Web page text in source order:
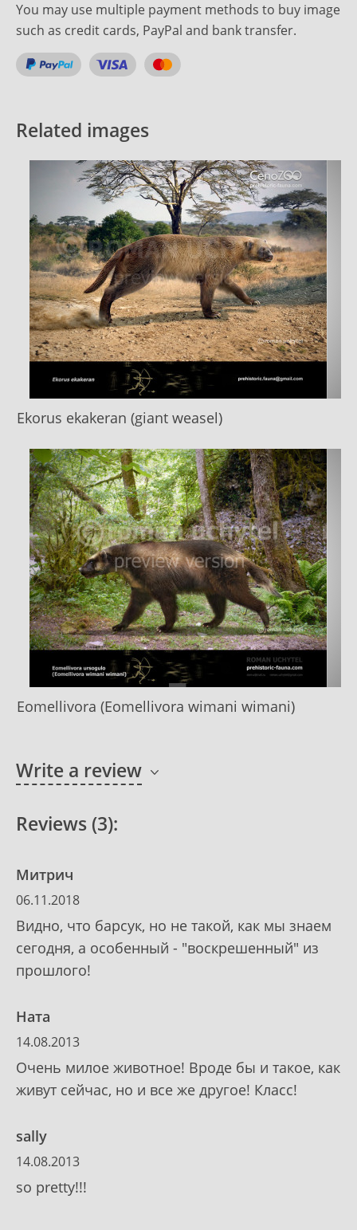
You may use multiple payment methods to buy image
such as credit cards, PayPal and bank transfer.
Related images
Ekorus ekakeran (giant weasel)
Eomellivora (Eomellivora wimani wimani)
Write a review
Reviews (3):
Митрич
06.11.2018
Видно, что барсук, но не такой, как мы знаем
сегодня, а особенный - "воскрешенный" из
прошлого!
Ната
14.08.2013
Очень милое животное! Вроде бы и такое, как
живут сейчас, но и все же другое! Класс!
sally
14.08.2013
so pretty!!!